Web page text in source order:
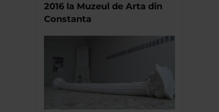
2016 la Muzeul de Arta din
Constanta